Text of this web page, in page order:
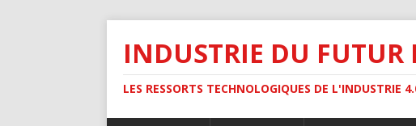
INDUSTRIE DU FUTUR
LES RESSORTS TECHNOLOGIQUES DE L'INDUSTRIE